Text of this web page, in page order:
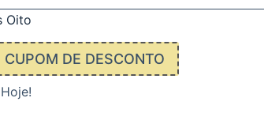
Oito
DE DESCONTO